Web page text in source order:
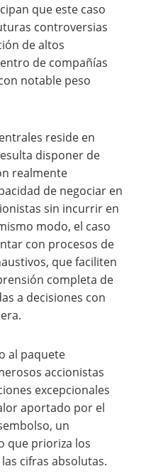
que este caso
controversias
de altos
de compañías
notable peso
reside en
disponer de
realmente
de negociar en
sin incurrir en
modo, el caso
con procesos de
que faciliten
completa de
a decisiones con
al paquete
accionistas
excepcionales
aportado por el
un
que prioriza los
cifras absolutas.